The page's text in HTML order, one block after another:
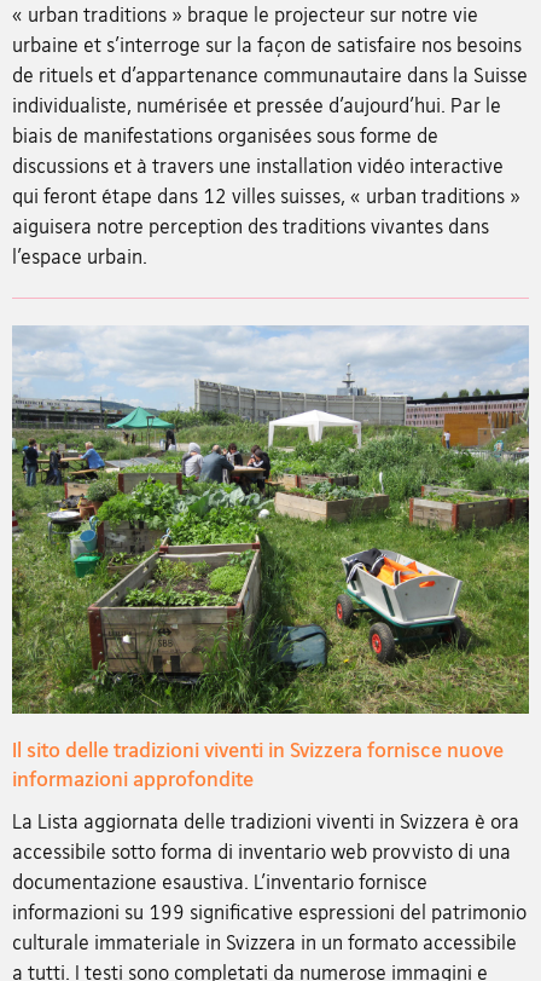
« urban traditions » braque le projecteur sur notre vie
urbaine et s’interroge sur la façon de satisfaire nos besoins
de rituels et d’appartenance communautaire dans la Suisse
individualiste, numérisée et pressée d’aujourd’hui. Par le
biais de manifestations organisées sous forme de
discussions et à travers une installation vidéo interactive
qui feront étape dans 12 villes suisses, « urban traditions »
aiguisera notre perception des traditions vivantes dans
l’espace urbain.
Il sito delle tradizioni viventi in Svizzera fornisce nuove
informazioni approfondite
La Lista aggiornata delle tradizioni viventi in Svizzera è ora
accessibile sotto forma di inventario web provvisto di una
documentazione esaustiva. L’inventario fornisce
informazioni su 199 significative espressioni del patrimonio
culturale immateriale in Svizzera in un formato accessibile
a tutti. I testi sono completati da numerose immagini e